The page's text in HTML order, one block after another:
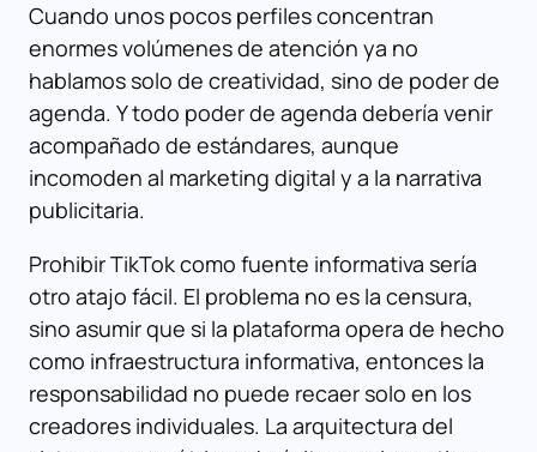
Cuando unos pocos perfiles concentran
enormes volúmenes de atención ya no
hablamos solo de creatividad, sino de poder de
agenda. Y todo poder de agenda debería venir
acompañado de estándares, aunque
incomoden al marketing digital y a la narrativa
publicitaria.
Prohibir TikTok como fuente informativa sería
otro atajo fácil. El problema no es la censura,
sino asumir que si la plataforma opera de hecho
como infraestructura informativa, entonces la
responsabilidad no puede recaer solo en los
creadores individuales. La arquitectura del